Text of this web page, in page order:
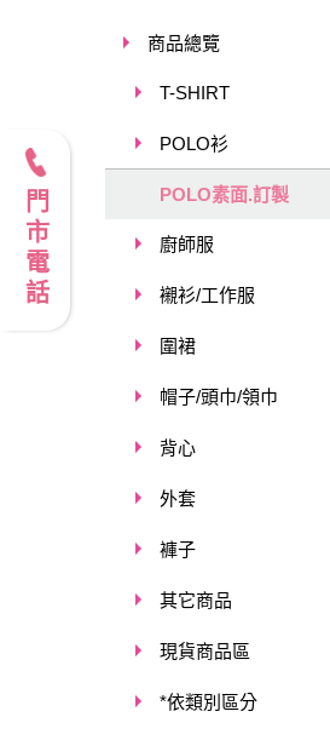
商品總覽
T-SHIRT
POLO衫
POLO素面.訂製
廚師服
襯衫/工作服
圍裙
帽子/頭巾/領巾
背心
外套
褲子
其它商品
現貨商品區
*依類別區分
門市電話